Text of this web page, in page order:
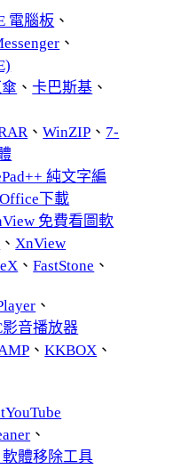
電腦板 、
、
、卡巴斯基 、
、WinZIP 、 7-
純文字編
Office下載
免費看圖軟
、 XnView
、FastStone 、
、
影音播放器
、KKBOX 、
、
體移除工具